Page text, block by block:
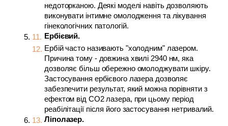
недоторканою. Деякі моделі навіть дозволяють
виконувати інтимне омолодження та лікування
гінекологічних патологій.
Ербієвий.
Ербій часто називають "холодним" лазером.
Причина тому - довжина хвилі 2940 нм, яка
дозволяє більш обережно омолоджувати шкіру.
Застосування ербієвого лазера дозволяє
забезпечити результат, який можна порівняти з
ефектом від СО2 лазера, при цьому період
реабілітації після його застосування нетривалий.
Ліполазер.